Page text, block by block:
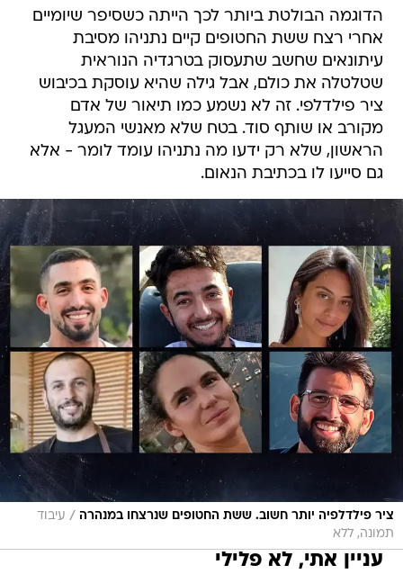
הדוגמה הבולטת ביותר לכך הייתה כשסיפר שיומיים
אחרי רצח ששת החטופים קיים נתניהו מסיבת
עיתונאים שחשב שתעסוק בטרגדיה הנוראית
שטלטלה את כולם, אבל גילה שהיא עוסקת בכיבוש
ציר פילדלפי. זה לא נשמע כמו תיאור של אדם
מקורב או שותף סוד. בטח שלא מאנשי המעגל
הראשון, שלא רק ידעו מה נתניהו עומד לומר - אלא
גם סייעו לו בכתיבת הנאום.
ציר פילדלפיה יותר חשוב. ששת החטופים שנרצחו במנהרה / עיבוד
תמונה, ללא
עניין אתי, לא פלילי